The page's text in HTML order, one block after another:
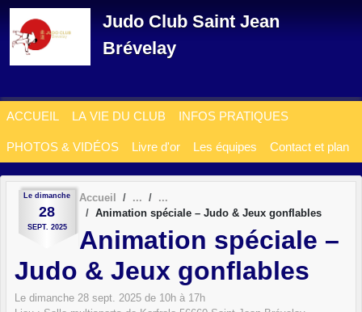
Judo Club Saint Jean
Brévelay
ACCUEIL LA VIE DU CLUB INFOS PRATIQUES
PHOTOS & VIDÉOS Livre d'or Les équipes Contact et plan
Le dimanche
28
SEPT. 2025
Accueil
Animation spéciale – Judo & Jeux gonflables
Animation spéciale –
Judo & Jeux gonflables
Le dimanche 28 sept. 2025 de 10h à 17h
Panneau de gestion des cookies